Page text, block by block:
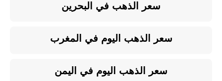
سعر الذهب في البحرين
سعر الذهب اليوم في المغرب
سعر الذهب اليوم في اليمن